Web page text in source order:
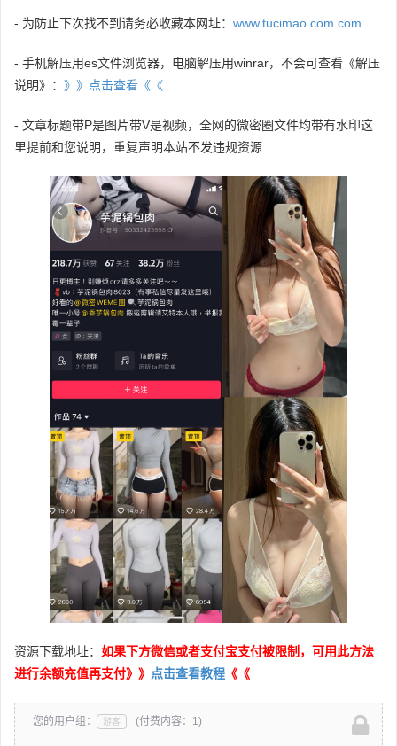
- 为防止下次找不到请务必收藏本网址： www.tucimao.com.com
- 手机解压用es文件浏览器，电脑解压用winrar，不会可查看《解压
说明》： 》》点击查看《《
- 文章标题带P是图片带V是视频，全网的微密圈文件均带有水印这
里提前和您说明，重复声明本站不发违规资源
资源下载地址： 如果下方微信或者支付宝支付被限制，可用此方法
进行余额充值再支付》》 点击查看教程 《《
您的用户组： 游客 (付费内容：1)